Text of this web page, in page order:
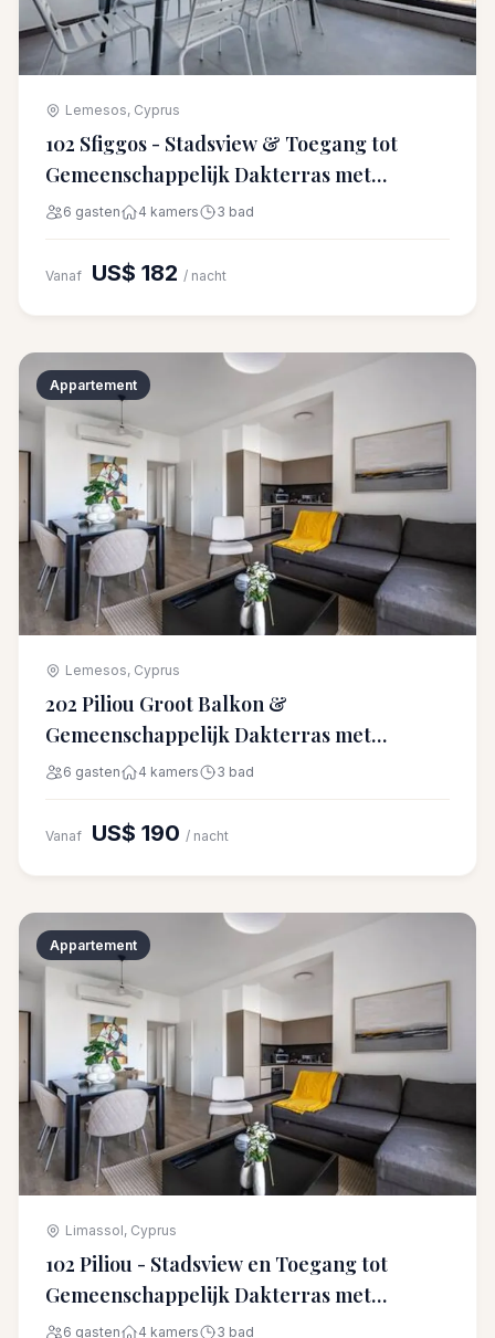
Lemesos, Cyprus
102 Sfiggos - Stadsview & Toegang tot
Gemeenschappelijk Dakterras met
Zwembad
6 gasten 4 kamers 3 bad
Vanaf US$ 182 / nacht
Appartement
Lemesos, Cyprus
202 Piliou Groot Balkon &
Gemeenschappelijk Dakterras met
Zwembad
6 gasten 4 kamers 3 bad
Vanaf US$ 190 / nacht
Appartement
Limassol, Cyprus
102 Piliou - Stadsview en Toegang tot
Gemeenschappelijk Dakterras met
Zwembad
6 gasten 4 kamers 3 bad